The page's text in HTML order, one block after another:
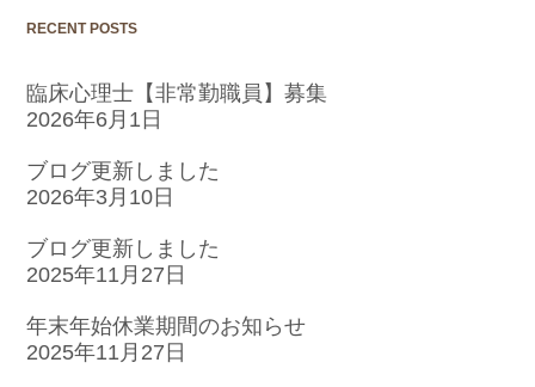
RECENT POSTS
臨床心理士【非常勤職員】募集
2026年6月1日
ブログ更新しました
2026年3月10日
ブログ更新しました
2025年11月27日
年末年始休業期間のお知らせ
2025年11月27日